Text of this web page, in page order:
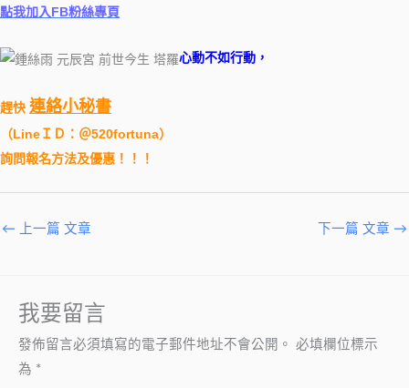
點我加入FB粉絲專頁
心動不如行動，
趕快 連絡小秘書
（LineＩＤ：＠520fortuna）
詢問報名方法及優惠！！！
← 上一篇 文章 下一篇 文章 →
我要留言
發佈留言必須填寫的電子郵件地址不會公開。 必填欄位標示
為 *